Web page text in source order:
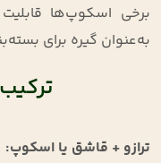
برخی اسکوپ‌ها
به‌عنوان گیره برای
ترازو + قاشق یا اسکوپ: